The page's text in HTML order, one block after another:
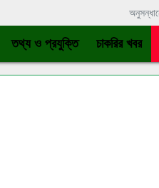
তথ্য ও প্রযুক্তি চাকরির খবর